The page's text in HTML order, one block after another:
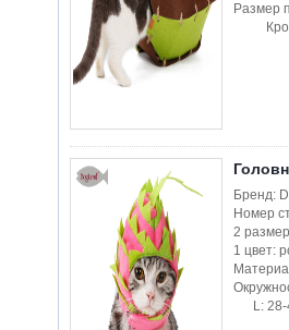
Размер
Бренд:
Номер
2
1 цвет:
L: 28-